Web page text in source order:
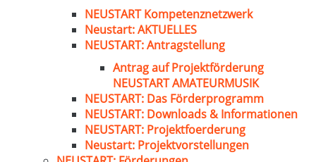
NEUSTART Kompetenznetzwerk
Neustart: AKTUELLES
NEUSTART: Antragstellung
Antrag auf Projektförderung
NEUSTART AMATEURMUSIK
NEUSTART: Das Förderprogramm
NEUSTART: Downloads & Informationen
NEUSTART: Projektfoerderung
Neustart: Projektvorstellungen